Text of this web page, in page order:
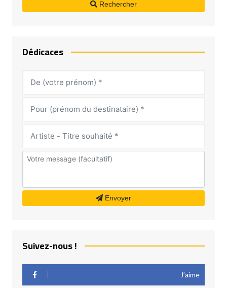
Rechercher
Dédicaces
Envoyer
Suivez-nous !
J’aime